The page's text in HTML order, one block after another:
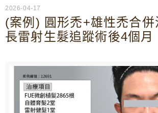
2026-04-17
(案例) 圓形禿+雄性禿合併
長雷射生髮追蹤術後4個月